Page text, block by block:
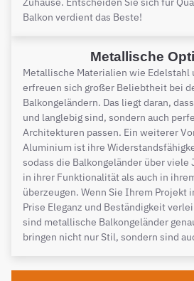
Balkon verdient das Beste!
Metallische
Metallische Materialien wie Edelstahl
erfreuen sich großer Beliebtheit bei
Balkongeländern. Das liegt daran,
und langlebig sind, sondern auch
Architekturen passen. Ein weiterer
Aluminium ist ihre
sodass die Balkongeländer über viele
in ihrer Funktionalität als auch in
überzeugen. Wenn Sie Ihrem Projekt
Prise Eleganz und Beständigkeit
sind metallische Balkongeländer
bringen nicht nur Stil, sondern sind